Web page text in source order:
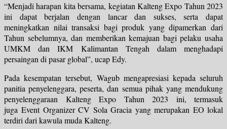
“Menjadi harapan kita bersama, kegiatan Kalteng Expo Tahun 2023
ini dapat berjalan dengan lancar dan sukses, serta dapat
meningkatkan nilai transaksi bagi produk yang dipamerkan dari
Tahun sebelumnya, dan memberikan kemajuan bagi pelaku usaha
UMKM dan IKM Kalimantan Tengah dalam menghadapi
persaingan di pasar global”, ucap Edy.
Pada kesempatan tersebut, Wagub mengapresiasi kepada seluruh
panitia penyelenggara, peserta, dan semua pihak yang mendukung
penyelenggaraan Kalteng Expo Tahun 2023 ini, termasuk
jugaEvent OrganizerCV Sola Gracia yang merupakan EO lokal
terdiri dari kawula muda Kalteng.